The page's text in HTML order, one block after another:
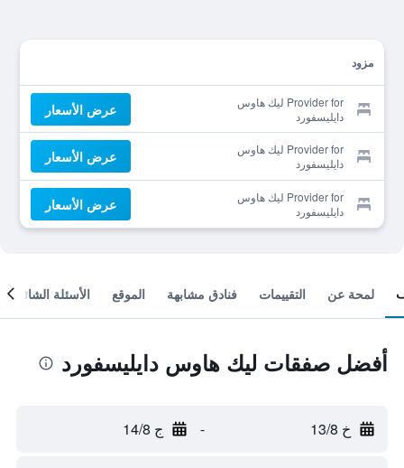
مزود
Provider for ليك هاوس
دايليسفورد
عرض الأسعار
Provider for ليك هاوس
دايليسفورد
عرض الأسعار
Provider for ليك هاوس
دايليسفورد
عرض الأسعار
لمحة عن التقييمات فنادق مشابهة الموقع الأسئلة الشائعة
أفضل صفقات ليك هاوس دايليسفورد
خ 13/8 - ج 14/8